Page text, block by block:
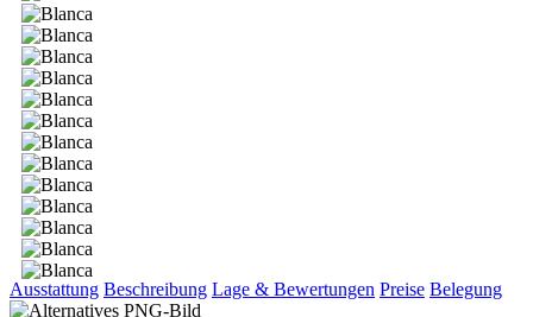
Ausstattung Beschreibung Lage & Bewertungen Preise Belegung